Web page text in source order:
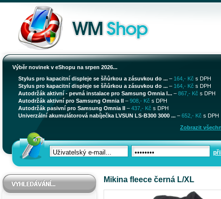
Výběr novinek v eShopu na srpen 2026...
Stylus pro kapacitní displeje se šňůrkou a zásuvkou do ... – 164,- Kč s DPH
Stylus pro kapacitní displeje se šňůrkou a zásuvkou do ... – 164,- Kč s DPH
Autodržák aktivní - pevná instalace pro Samsung Omnia I... – 867,- Kč s DPH
Autodržák aktivní pro Samsung Omnia II – 908,- Kč s DPH
Autodržák pasivní pro Samsung Omnia II – 437,- Kč s DPH
Univerzální akumulátorová nabíječka LVSUN LS-B300 3000 ... – 652,- Kč s DPH
Zobrazit
Mikina fleece černá L/XL